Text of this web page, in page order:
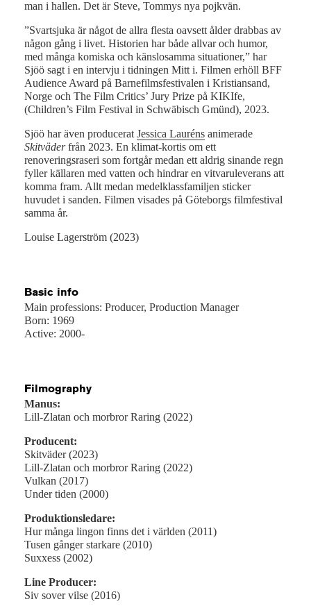
man i hallen. Det är Steve, Tommys nya pojkvän.
”Svartsjuka är något de allra flesta oavsett ålder drabbas av
någon gång i livet. Historien har både allvar och humor,
med många komiska och känslosamma situationer,” har
Sjöö sagt i en intervju i tidningen Mitt i. Filmen erhöll BFF
Audience Award på Barnefilmsfestivalen i Kristiansand,
Norge och The Film Critics’ Jury Prize på KIKIfe,
(Children’s Film Festival in Schwäbisch Gmünd), 2023.
Sjöö har även producerat Jessica Lauréns animerade
Skitväderfrån 2023. En klimat-kortis om ett
renoveringsraseri som fortgår medan ett aldrig sinande regn
fyller källaren med vatten och hindrar en vitvaruleverans att
komma fram. Allt medan medelklassfamiljen sticker
huvudet i sanden. Filmen visades på Göteborgs filmfestival
samma år.
Louise Lagerström (2023)
Basic info
Main professions: Producer, Production Manager
Born: 1969
Active: 2000-
Filmography
Manus:
Lill-Zlatan och morbror Raring (2022)
Producent:
Skitväder (2023)
Lill-Zlatan och morbror Raring (2022)
Vulkan (2017)
Under tiden (2000)
Produktionsledare:
Hur många lingon finns det i världen (2011)
Tusen gånger starkare (2010)
Suxxess (2002)
Line Producer:
Siv sover vilse (2016)